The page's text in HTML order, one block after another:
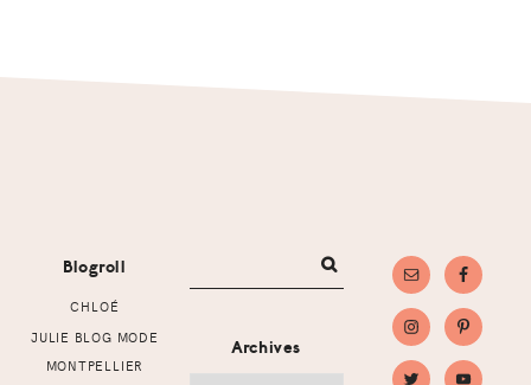
Blogroll
CHLOÉ
JULIE BLOG MODE
MONTPELLIER
Archives